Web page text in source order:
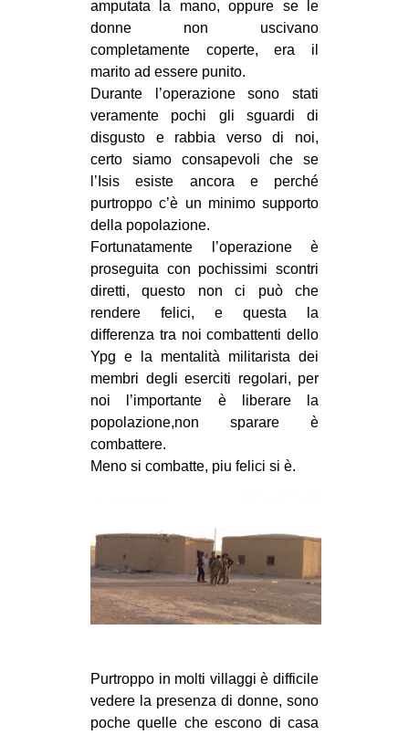
amputata la mano, oppure se le
donne non uscivano
completamente coperte, era il
marito ad essere punito.
Durante l’operazione sono stati
veramente pochi gli sguardi di
disgusto e rabbia verso di noi,
certo siamo consapevoli che se
l’Isis esiste ancora e perché
purtroppo c’è un minimo supporto
della popolazione.
Fortunatamente l’operazione è
proseguita con pochissimi scontri
diretti, questo non ci può che
rendere felici, e questa la
differenza tra noi combattenti dello
Ypg e la mentalità militarista dei
membri degli eserciti regolari, per
noi l’importante è liberare la
popolazione,non sparare è
combattere.
Meno si combatte, piu felici si è.
Purtroppo in molti villaggi è difficile
vedere la presenza di donne, sono
poche quelle che escono di casa